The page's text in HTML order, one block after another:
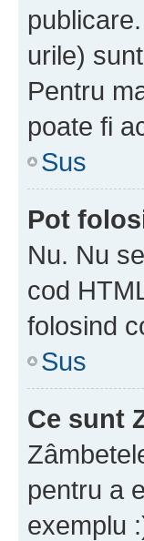
urile)
Pentru
poate fi
Sus
Pot
Nu. Nu
cod
folosind
Sus
Ce sunt
pentru a
exemplu